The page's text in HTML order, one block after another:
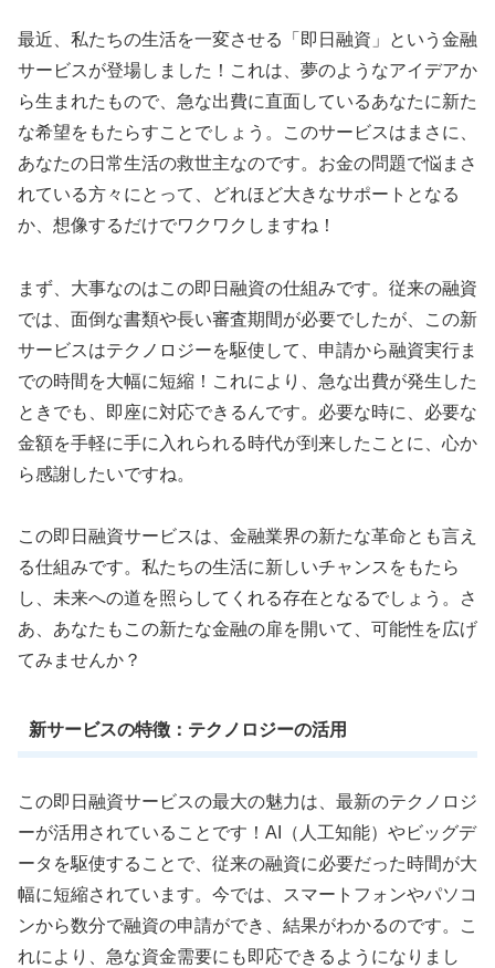
最近、私たちの生活を一変させる「即日融資」という金融
サービスが登場しました！これは、夢のようなアイデアか
ら生まれたもので、急な出費に直面しているあなたに新た
な希望をもたらすことでしょう。このサービスはまさに、
あなたの日常生活の救世主なのです。お金の問題で悩まさ
れている方々にとって、どれほど大きなサポートとなる
か、想像するだけでワクワクしますね！
まず、大事なのはこの即日融資の仕組みです。従来の融資
では、面倒な書類や長い審査期間が必要でしたが、この新
サービスはテクノロジーを駆使して、申請から融資実行ま
での時間を大幅に短縮！これにより、急な出費が発生した
ときでも、即座に対応できるんです。必要な時に、必要な
金額を手軽に手に入れられる時代が到来したことに、心か
ら感謝したいですね。
この即日融資サービスは、金融業界の新たな革命とも言え
る仕組みです。私たちの生活に新しいチャンスをもたら
し、未来への道を照らしてくれる存在となるでしょう。さ
あ、あなたもこの新たな金融の扉を開いて、可能性を広げ
てみませんか？
新サービスの特徴：テクノロジーの活用
この即日融資サービスの最大の魅力は、最新のテクノロジ
ーが活用されていることです！AI（人工知能）やビッグデ
ータを駆使することで、従来の融資に必要だった時間が大
幅に短縮されています。今では、スマートフォンやパソコ
ンから数分で融資の申請ができ、結果がわかるのです。こ
れにより、急な資金需要にも即応できるようになりまし